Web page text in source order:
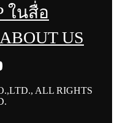
ในสื่อ
ABOUT US
ALL RIGHTS